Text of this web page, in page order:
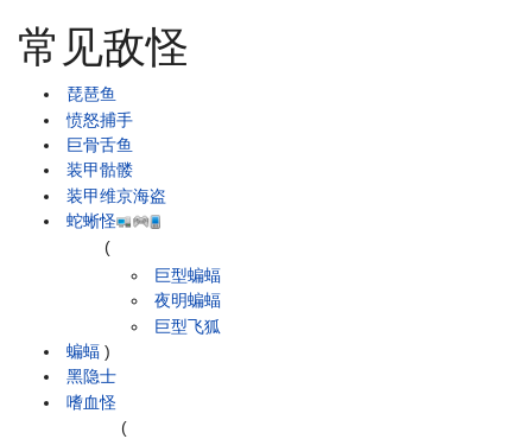
常见敌怪
琵琶鱼
愤怒捕手
巨骨舌鱼
装甲骷髅
装甲维京海盗
蛇蜥怪
蝙蝠
(
巨型蝙蝠
夜明蝙蝠
巨型飞狐
)
黑隐士
嗜血怪
(